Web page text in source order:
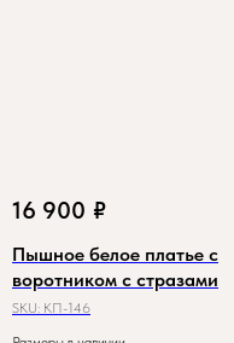
16 900 ₽
Пышное белое платье с
воротником с стразами
SKU: КП-146